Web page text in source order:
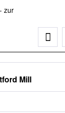
Mill